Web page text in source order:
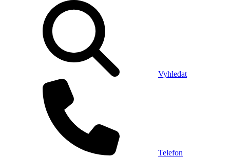
Vyhledat
Telefon